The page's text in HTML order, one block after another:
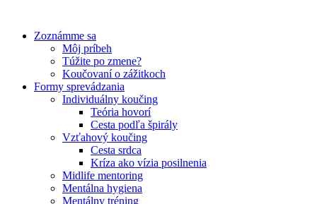
obsah
Zoznámme sa
Môj príbeh
Túžite po zmene?
Koučovaní o zážitkoch
Formy sprevádzania
Individuálny koučing
Teória hovorí
Cesta podľa špirály
Vzťahový koučing
Cesta srdca
Kríza ako vízia posilnenia
Midlife mentoring
Mentálna hygiena
Mentálny tréning